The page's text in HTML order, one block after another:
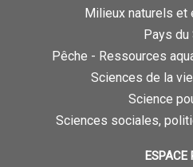
Milieux naturels et
Pays du
Pêche - Ressources
Sciences de la
Science
Sciences sociales,
ESPACE